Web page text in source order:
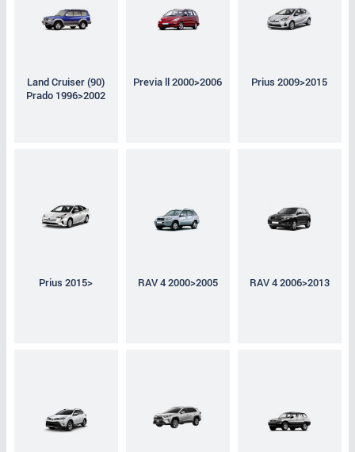
Land Cruiser (90)
Prado 1996>2002
Previa ll 2000>2006 Prius 2009>2015
Prius 2015> RAV 4 2000>2005 RAV 4 2006>2013